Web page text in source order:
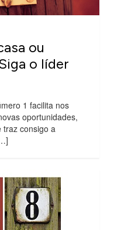
ou
o líder
1 facilita nos
oportunidades,
traz consigo a